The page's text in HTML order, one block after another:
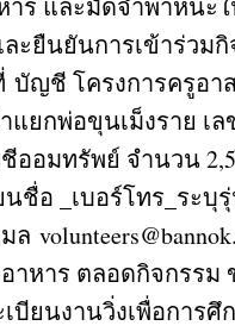
าร และมัดจำพาหนะ
ะยืนยันการเข้าร่วม
บัญชี โครงการครูอา
แยกพ่อขุนเม็งราย เ
ออมทรัพย์ จำนวน
ชื่อ _เบอร์โทร_ระบุ
าหาร ตลอดกิจกรรม
บียนงานวิ่งเพื่อการศึ